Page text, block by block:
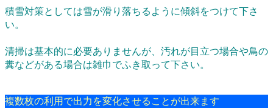
積雪対策としては雪が滑り落ちるように傾斜をつけて下さ
い。
清掃は基本的に必要ありませんが、汚れが目立つ場合や鳥の
糞などがある場合は雑巾でふき取って下さい。
複数枚の利用で出力を変化させることが出来ます